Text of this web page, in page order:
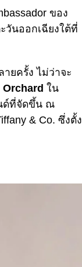
ของ
วันออกเฉียงใต้ที่
ยครั้ง ไม่ว่าจะ
Orchard ใน
ด์ที่จัดขึ้น ณ
& Co. ซึ่งตั้ง